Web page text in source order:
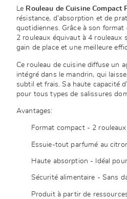
Le Rouleau de Cuisine Compact
résistance, d’absorption et de
quotidiennes. Grâce à son
2 rouleaux équivaut à 4 rouleaux
gain de place et une meilleure
Ce rouleau de cuisine diffuse un
intégré dans le mandrin, qui
subtil et frais. Sa haute capacité
pour tous types de salissures
Avantages:
Format compact - 2
Essuie-tout parfumé au
Haute absorption - Idéal
Sécurité alimentaire - Sans
Produit à partir de